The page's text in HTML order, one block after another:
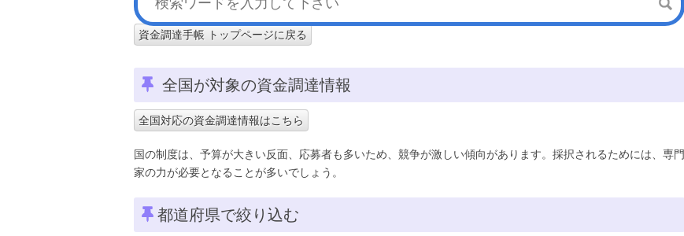
資金調達手帳 トップページに戻る
全国が対象の資金調達情報
全国対応の資金調達情報はこちら
国の制度は、予算が大きい反面、応募者も多いため、競争が激しい傾向があります。採択されるためには、専門
家の力が必要となることが多いでしょう。
都道府県で絞り込む